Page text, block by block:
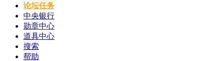
论坛任务
中央银行
勋章中心
道具中心
搜索
帮助